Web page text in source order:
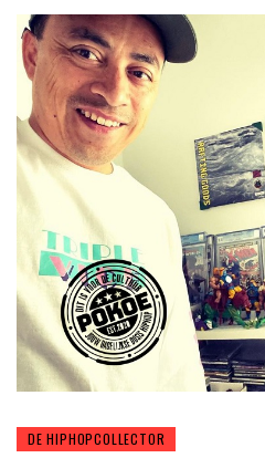
DE HIPHOPCOLLECTOR